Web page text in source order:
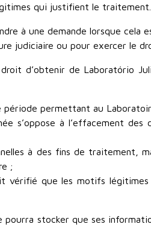
qui justifient le traitement.
à une demande lorsque cela
judiciaire ou pour exercer le
d’obtenir de Laboratório
période permettant au
s’oppose à l’effacement
à des fins de traitement,
;
vérifié que les motifs
stocker que ses